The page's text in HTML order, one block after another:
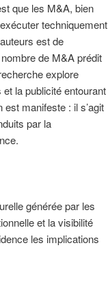
que les M&A, bien
techniquement
est de
de M&A prédit
explore
la publicité entourant
manifeste : il s’agit
par la
générée par les
et la visibilité
les implications